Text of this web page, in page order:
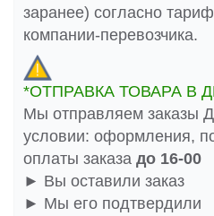
заранее) согласно
компании-перевозчика.
*ОТПРАВКА ТОВАРА В
Мы отправляем заказы
условии: оформления,
оплаты заказа до 16-00
► Вы оставили заказ
► Мы его подтвердили